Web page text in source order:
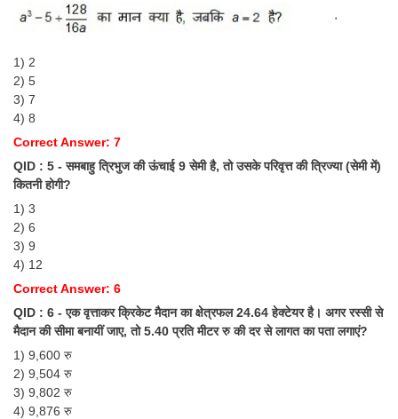
CHSL Exam Resources
EXAMS
Stenographers Grade 'C&D'
FCI Exam
SSC Exam Vacancies
1) 2
2) 5
3) 7
4) 8
Correct Answer: 7
QID : 5 - समबाहु त्रिभुज की ऊंचाई 9 सेमी है, तो उसके परिवृत्त की त्रिज्या (सेमी में)
कितनी होगी?
1) 3
2) 6
3) 9
4) 12
Correct Answer: 6
QID : 6 - एक वृत्ताकर क्रिकेट मैदान का क्षेत्रफल 24.64 हेक्टेयर है। अगर रस्सी से
मैदान की सीमा बनायीं जाए, तो 5.40 प्रति मीटर रु की दर से लागत का पता लगाएं?
1) 9,600 रु
2) 9,504 रु
3) 9,802 रु
4) 9,876 रु